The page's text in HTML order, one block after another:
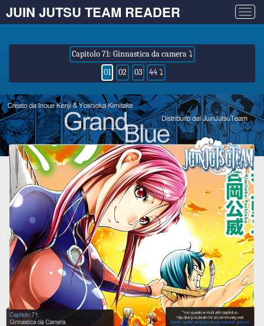
JUIN JUTSU TEAM READER
Capitolo 71: Ginnastica da camera ⤵
01
02 03 44 ⤵